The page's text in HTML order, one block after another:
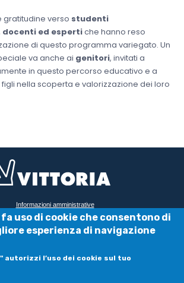
gratitudine verso studenti
docenti ed espertiche hanno reso
di questo programma variegato. Un
va anche ai genitori, invitati a
in questo percorso educativo e a
nella scoperta e valorizzazione dei loro
FOOTER
Informazioni amministrative
Privacy e cookie policy
10123 Torino
JUNIOR INTERNATIONAL SCHOOL srl
uso di cookie che consentono di
esperienza di navigazione
autorizzi l’uso dei cookie sul tuo